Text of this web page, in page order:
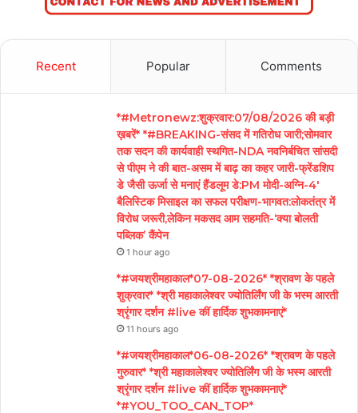
Recent Popular Comments
*#Metronewz:शुक्रवार:07/08/2026 की बड़ी
ख़बरें* *#BREAKING-संसद में गतिरोध जारी;सोमवार
तक सदन की कार्यवाही स्थगित-NDA नवनिर्बचित सांसदी
से पीएम ने की बात-असम में बाढ़ का कहर जारी-फ्रेंडशिप
डे जैसी ऊर्जा से मनाएं हैंडलूम डे:PM मोदी-अग्नि-4′
बैलिस्टिक मिसाइल का सफल परीक्षण-भागवत:लोकतंत्र में
विरोध जरूरी,लेकिन मकसद आम सहमति-‘क्या बोलती
पब्लिक’ कैंपेन
1 hour ago
*#जयश्रीमहाकाल*07-08-2026* *श्रावण के पहले
शुक्रवार* *श्री महाकालेश्वर ज्योतिर्लिंग जी के भस्म आरती
श्रृंगार दर्शन #live कीं हार्दिक शुभकामनाएं*
11 hours ago
*#जयश्रीमहाकाल*06-08-2026* *श्रावण के पहले
गुरुवार* *श्री महाकालेश्वर ज्योतिर्लिंग जी के भस्म आरती
श्रृंगार दर्शन #live कीं हार्दिक शुभकामनाएं*
*#YOU_TOO_CAN_TOP*